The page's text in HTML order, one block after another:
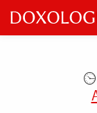
Skip
to
main